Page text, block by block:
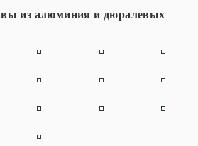
из алюминия и дюралевых